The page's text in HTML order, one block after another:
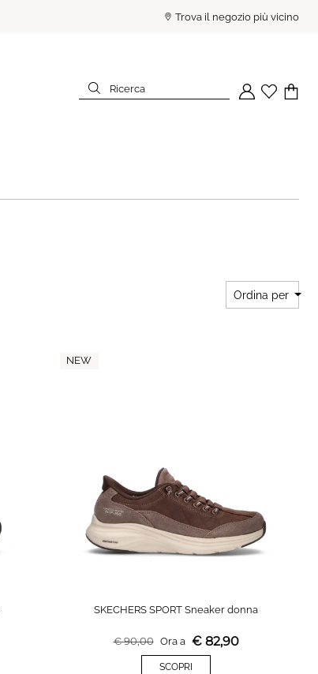
PAGA IN 3 RATE SENZA
Trova il negozio più vicino
Ricerca
Il tuo account
Wishlist
Il tuo
Ordina per
NEW
SKECHERS SPORT Sneaker donna
€90,00 Ora a € 82,90
SCOPRI